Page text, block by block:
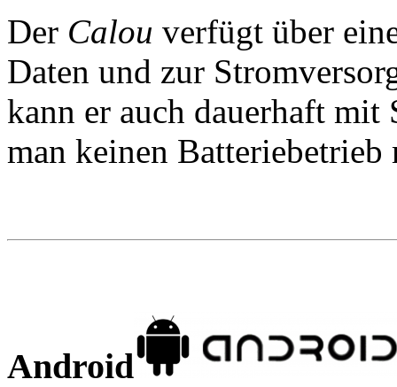
Der Calou verfügt über
Daten und zur
kann er auch dauerhaft
man keinen Batteriebetrieb
Android